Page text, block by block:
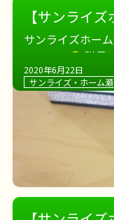
【サンライ
の日は、釣り
サンライズホー
イベント
職員
眼差し
魚釣り
つはコーヒーゼ
手伝いしてく
2020年6月22日
サンライズ・ホーム